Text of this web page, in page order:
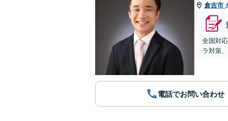
倉吉市
全国対
ラ対策
電話でお問い合わせ